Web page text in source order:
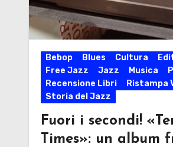
Bebop Blues Cultura
Free Jazz
Jazz Musica
Recensione Libri
Ristampa
Storia del Jazz
Fuori i secondi!
Times»: un album